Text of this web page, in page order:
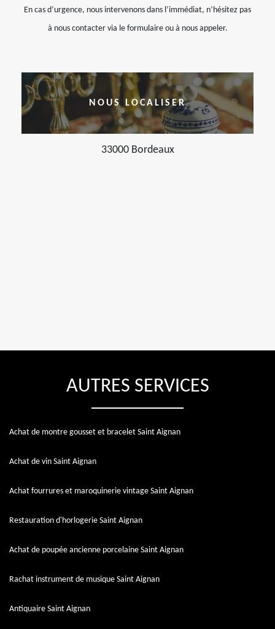
En cas d’urgence, nous intervenons dans l’immédiat, n’hésitez pas
à nous contacter via le formulaire ou à nous appeler.
NOUS LOCALISER
33000 Bordeaux
AUTRES SERVICES
Achat de montre gousset et bracelet Saint Aignan
Achat de vin Saint Aignan
Achat fourrures et maroquinerie vintage Saint Aignan
Restauration d'horlogerie Saint Aignan
Achat de poupée ancienne porcelaine Saint Aignan
Rachat instrument de musique Saint Aignan
Antiquaire Saint Aignan